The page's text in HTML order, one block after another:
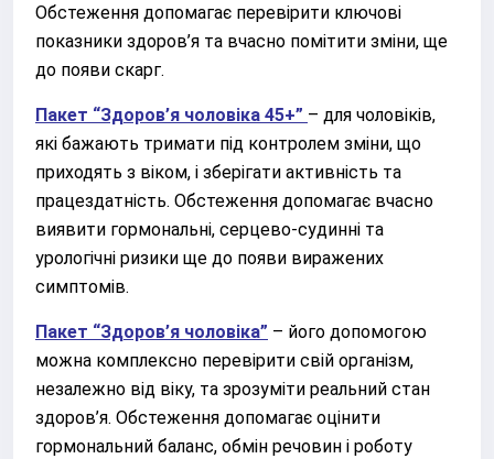
Обстеження допомагає перевірити ключові
показники здоров’я та вчасно помітити зміни, ще
до появи скарг.
Пакет “Здоров’я чоловіка 45+” – для чоловіків,
які бажають тримати під контролем зміни, що
приходять з віком, і зберігати активність та
працездатність. Обстеження допомагає вчасно
виявити гормональні, серцево-судинні та
урологічні ризики ще до появи виражених
симптомів.
Пакет “Здоров’я чоловіка” – його допомогою
можна комплексно перевірити свій організм,
незалежно від віку, та зрозуміти реальний стан
здоров’я. Обстеження допомагає оцінити
гормональний баланс, обмін речовин і роботу